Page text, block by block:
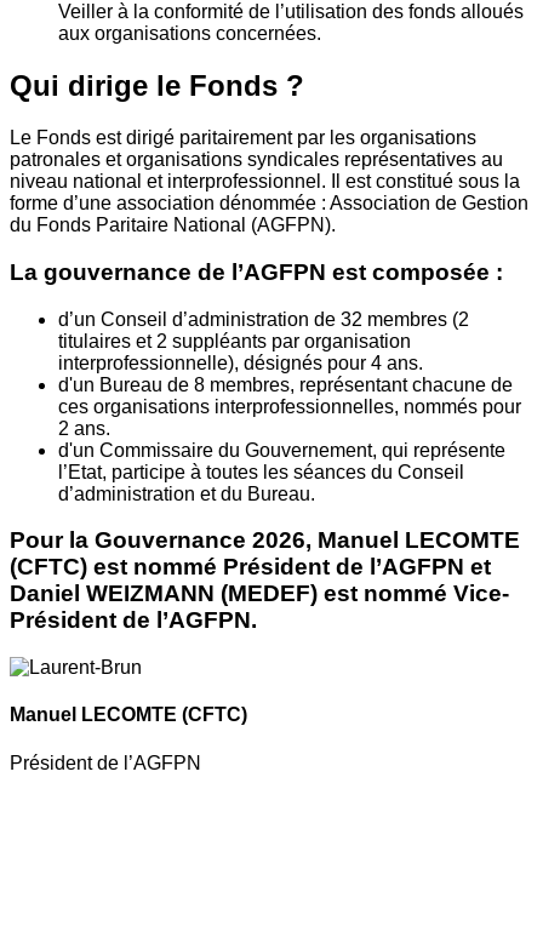
Veiller à la conformité de l’utilisation des fonds alloués
aux organisations concernées.
Qui dirige le Fonds ?
Le Fonds est dirigé paritairement par les organisations
patronales et organisations syndicales représentatives au
niveau national et interprofessionnel. Il est constitué sous la
forme d’une association dénommée : Association de Gestion
du Fonds Paritaire National (AGFPN).
La gouvernance de l’AGFPN est composée :
d’un Conseil d’administration de 32 membres (2
titulaires et 2 suppléants par organisation
interprofessionnelle), désignés pour 4 ans.
d'un Bureau de 8 membres, représentant chacune de
ces organisations interprofessionnelles, nommés pour
2 ans.
d'un Commissaire du Gouvernement, qui représente
l’Etat, participe à toutes les séances du Conseil
d’administration et du Bureau.
Pour la Gouvernance 2026, Manuel LECOMTE
(CFTC) est nommé Président de l’AGFPN et
Daniel WEIZMANN (MEDEF) est nommé Vice-
Président de l’AGFPN.
Manuel LECOMTE (CFTC)
Président de l’AGFPN